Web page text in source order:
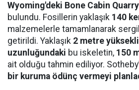
Wyoming'deki Bone Cabin Quarry
bulundu. Fosillerin yaklaşık 140
malzemelerle tamamlanarak
getirildi. Yaklaşık 2 metre
uzunluğundaki bu iskeletin, 150
ait olduğu tahmin ediliyor.
bir kuruma ödünç vermeyi